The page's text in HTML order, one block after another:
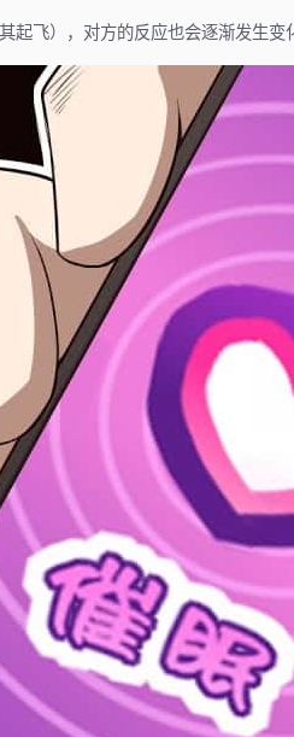
起飞），对方的反应也会逐渐发生变